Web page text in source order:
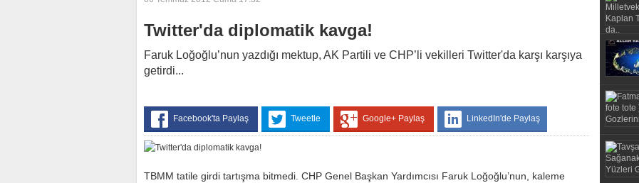
Twitter'da diplomatik kavga!
Faruk Loğoğlu’nun yazdığı mektup, AK Partili ve CHP’li vekilleri Twitter'da karşı karşıya
getirdi...
Facebook'ta Paylaş Tweetle Google+ Paylaş LinkedIn'de Paylaş
TBMM tatile girdi tartışma bitmedi. CHP Genel Başkan Yardımcısı Faruk Loğoğlu’nun, kaleme